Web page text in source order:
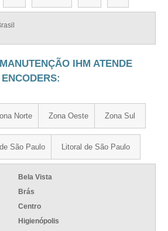
IHM ATENDE
Norte Zona Oeste Zona Sul
São Paulo Litoral de São Paulo
Bela Vista
Brás
Centro
Higienópolis